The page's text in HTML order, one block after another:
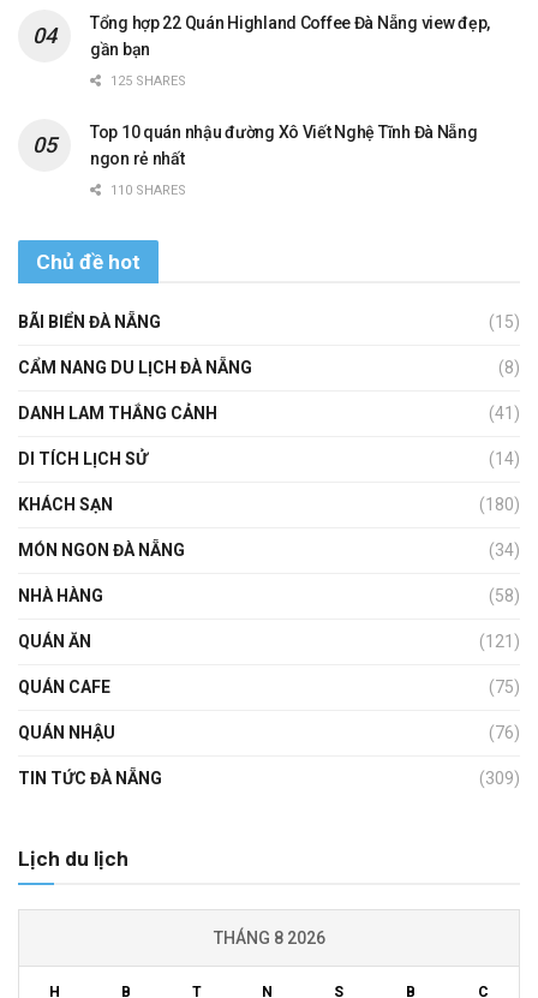
Tổng hợp 22 Quán Highland Coffee Đà Nẵng view đẹp,
gần bạn
125 SHARES
Top 10 quán nhậu đường Xô Viết Nghệ Tĩnh Đà Nẵng
ngon rẻ nhất
110 SHARES
Chủ đề hot
BÃI BIỂN ĐÀ NẴNG (15)
CẨM NANG DU LỊCH ĐÀ NẴNG (8)
DANH LAM THẮNG CẢNH (41)
DI TÍCH LỊCH SỬ (14)
KHÁCH SẠN (180)
MÓN NGON ĐÀ NẴNG (34)
NHÀ HÀNG (58)
QUÁN ĂN (121)
QUÁN CAFE (75)
QUÁN NHẬU (76)
TIN TỨC ĐÀ NẴNG (309)
Lịch du lịch
THÁNG 8 2026
H B T N S B C